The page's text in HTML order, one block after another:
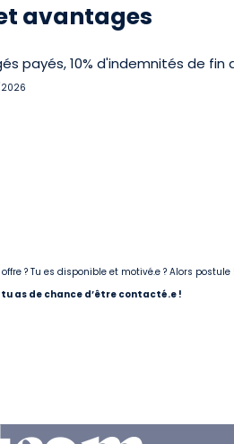
avantages
payés, 10% d'indemnités de
? Tu es disponible et motivé.e ? Alors
as de chance d’être contacté.e !